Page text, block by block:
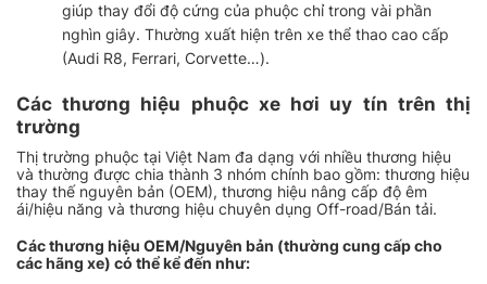
giúp thay đổi độ cứng của phuộc chỉ trong vài phần
nghìn giây. Thường xuất hiện trên xe thể thao cao cấp
(Audi R8, Ferrari, Corvette…).
Các thương hiệu phuộc xe hơi uy tín trên thị
trường
Thị trường phuộc tại Việt Nam đa dạng với nhiều thương hiệu
và thường được chia thành 3 nhóm chính bao gồm: thương hiệu
thay thế nguyên bản (OEM), thương hiệu nâng cấp độ êm
ái/hiệu năng và thương hiệu chuyên dụng Off-road/Bán tải.
Các thương hiệu OEM/Nguyên bản (thường cung cấp cho
các hãng xe) có thể kể đến như: